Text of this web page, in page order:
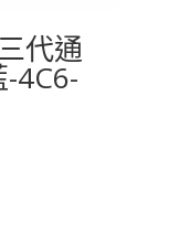
代通
4C6-